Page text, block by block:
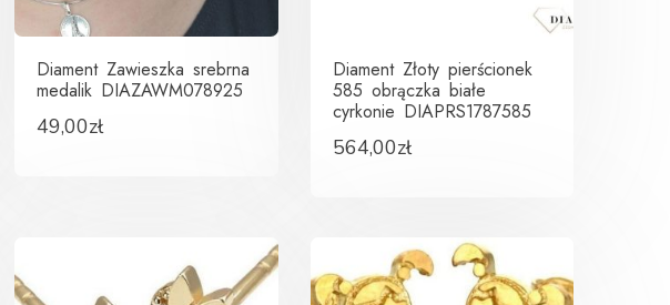
Diament Zawieszka srebrna
medalik DIAZAWM078925
49,00zł
Diament Złoty pierścionek
585 obrączka białe
cyrkonie DIAPRS1787585
564,00zł